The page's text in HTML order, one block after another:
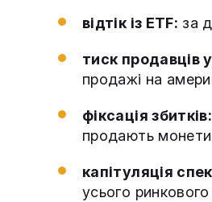
відтік із ETF: за
тиск продавців
продажі на
фіксація збитків:
продають монети
капітуляція
усього